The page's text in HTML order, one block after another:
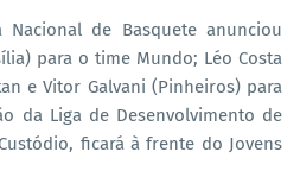
Nacional de Basquete anunciou
para o time Mundo; Léo Costa
e Vitor Galvani (Pinheiros) para
da Liga de Desenvolvimento de
ficará à frente do Jovens